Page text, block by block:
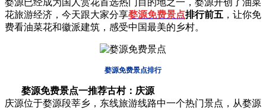
婺源已经成为国人赏花首选热门目的地之一，婺源开创了油菜
花旅游经济，今天跟大家分享婺源免费景点排行前五 ，让你免
费看油菜花和徽派建筑，感受中国最美的乡村。
婺源免费景点排行
婺源免费景点一推荐古村：庆源
庆源位于婺源段莘乡，东线旅游线路中一个热门景点，从婺源